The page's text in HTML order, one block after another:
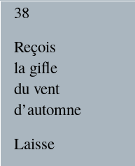
38
Reçois
la gifle
du vent
d’automne
Laisse